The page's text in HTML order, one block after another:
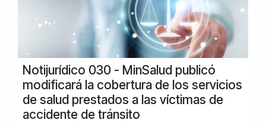
Notijurídico 030 - MinSalud publicó
modificará la cobertura de los servicios
de salud prestados a las víctimas de
accidente de tránsito